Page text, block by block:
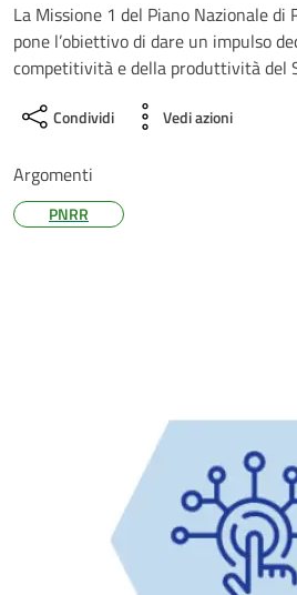
La Missione 1 del Piano Nazionale di
pone l’obiettivo di dare un impulso
competitività e della produttività del
Condividi Vedi azioni
Argomenti
PNRR